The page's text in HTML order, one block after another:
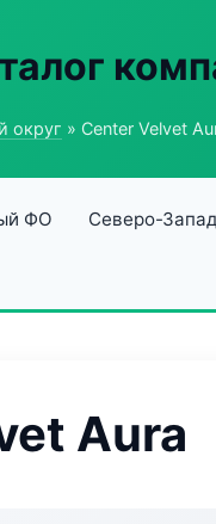
округ » Center Velvet
ФО Северо-
Aura